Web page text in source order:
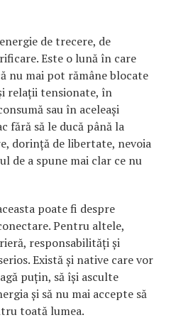
de trecere, de
Este o lună în care
nu mai pot rămâne blocate
relații tensionate, în
sau în aceleași
fără să le ducă până la
dorință de libertate, nevoia
de a spune mai clar ce nu
poate fi despre
Pentru altele,
responsabilități și
Există și native care vor
puțin, să își asculte
și să nu mai accepte să
toată lumea.